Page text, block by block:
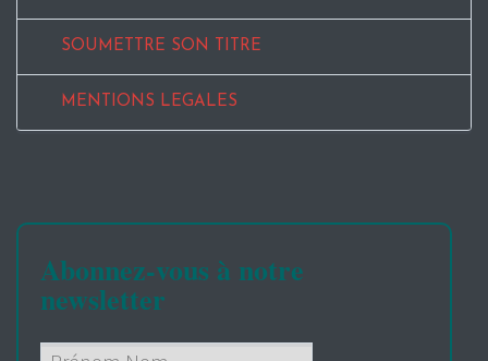
SOUMETTRE SON TITRE
MENTIONS LEGALES
Abonnez-vous à notre
newsletter